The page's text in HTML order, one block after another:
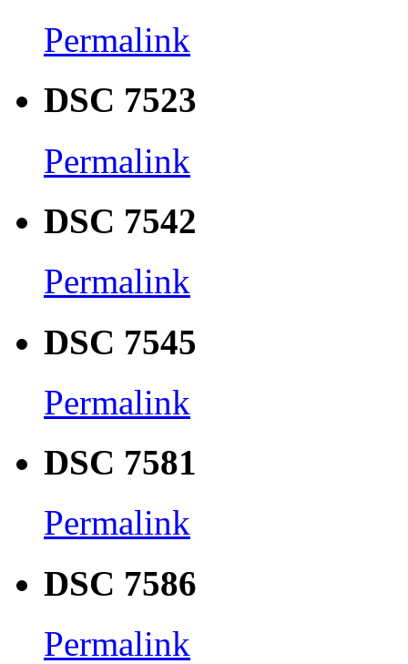
Permalink
DSC 7523
Permalink
DSC 7542
Permalink
DSC 7545
Permalink
DSC 7581
Permalink
DSC 7586
Permalink